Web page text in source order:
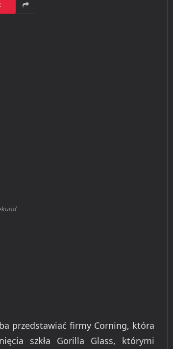
przedstawiać firmy Corning, która
szkła Gorilla Glass, którymi